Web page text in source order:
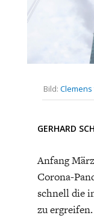
Bild:
GERHARD
Anfang
Corona-
schnell die
zu